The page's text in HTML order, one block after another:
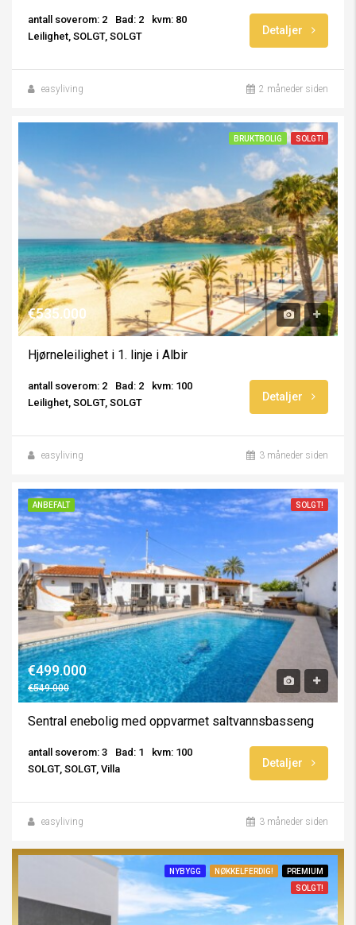
antall soverom: 2 Bad: 2
kvm: 80
Leilighet, SOLGT, SOLGT
Detaljer
easyliving 2 måneder siden
BRUKTBOLIG SOLGT!
€535.000
Hjørneleilighet i 1. linje i Albir
antall soverom: 2 Bad: 2
kvm: 100
Leilighet, SOLGT, SOLGT
Detaljer
easyliving 3 måneder siden
ANBEFALT SOLGT!
€499.000
€549.000
Sentral enebolig med oppvarmet saltvannsbasseng
antall soverom: 3 Bad: 1
kvm: 100
SOLGT, SOLGT, Villa
Detaljer
easyliving 3 måneder siden
NYBYGG NØKKELFERDIG!
PREMIUM
SOLGT!